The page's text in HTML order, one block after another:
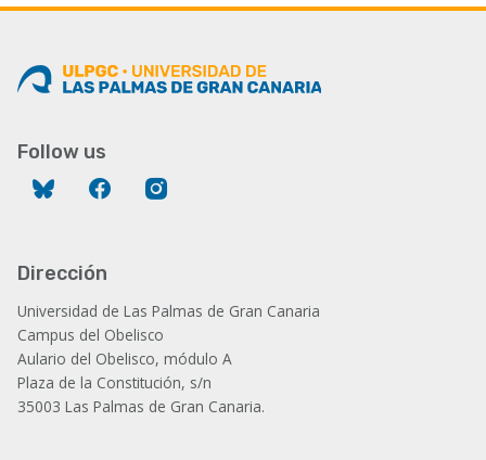
Follow us
Bluesky Facebook
Dirección
Universidad de Las Palmas de Gran Canaria
Campus del Obelisco
Aulario del Obelisco, módulo A
Plaza de la Constitución, s/n
35003 Las Palmas de Gran Canaria.